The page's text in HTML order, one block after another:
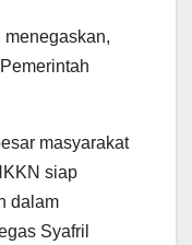
masyarakat
siap
dalam
Syafril